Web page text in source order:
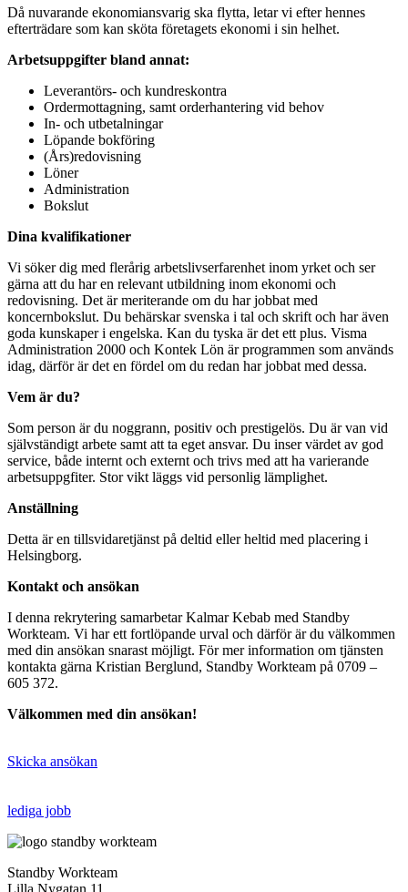
Då nuvarande ekonomiansvarig ska flytta, letar vi efter hennes
efterträdare som kan sköta företagets ekonomi i sin helhet.
Arbetsuppgifter bland annat:
Leverantörs- och kundreskontra
Ordermottagning, samt orderhantering vid behov
In- och utbetalningar
Löpande bokföring
(Års)redovisning
Löner
Administration
Bokslut
Dina kvalifikationer
Vi söker dig med flerårig arbetslivserfarenhet inom yrket och ser
gärna att du har en relevant utbildning inom ekonomi och
redovisning. Det är meriterande om du har jobbat med
koncernbokslut. Du behärskar svenska i tal och skrift och har även
goda kunskaper i engelska. Kan du tyska är det ett plus. Visma
Administration 2000 och Kontek Lön är programmen som används
idag, därför är det en fördel om du redan har jobbat med dessa.
Vem är du?
Som person är du noggrann, positiv och prestigelös. Du är van vid
självständigt arbete samt att ta eget ansvar. Du inser värdet av god
service, både internt och externt och trivs med att ha varierande
arbetsuppgfiter. Stor vikt läggs vid personlig lämplighet.
Anställning
Detta är en tillsvidaretjänst på deltid eller heltid med placering i
Helsingborg.
Kontakt och ansökan
I denna rekrytering samarbetar Kalmar Kebab med Standby
Workteam. Vi har ett fortlöpande urval och därför är du välkommen
med din ansökan snarast möjligt. För mer information om tjänsten
kontakta gärna Kristian Berglund, Standby Workteam på 0709 –
605 372.
Välkommen med din ansökan!
Skicka ansökan
lediga jobb
Standby Workteam